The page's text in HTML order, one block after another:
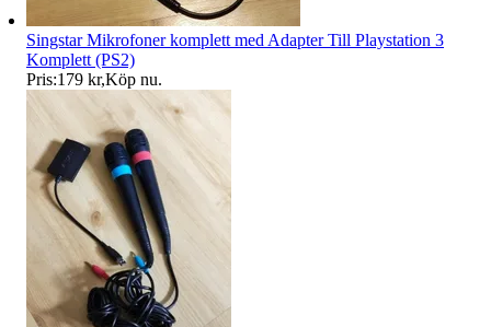
Singstar Mikrofoner komplett med Adapter Till Playstation 3
Komplett (PS2)
Pris:179 kr,Köp nu.